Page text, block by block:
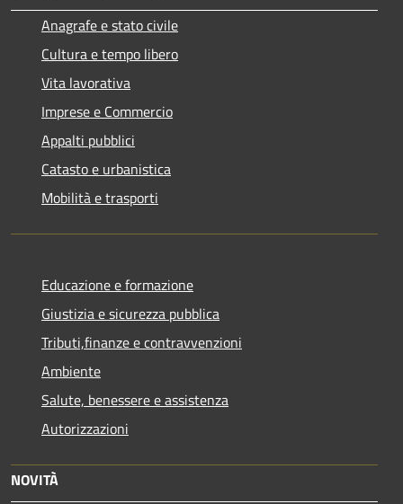
Anagrafe e stato civile
Cultura e tempo libero
Vita lavorativa
Imprese e Commercio
Appalti pubblici
Catasto e urbanistica
Mobilità e trasporti
Educazione e formazione
Giustizia e sicurezza pubblica
Tributi,finanze e contravvenzioni
Ambiente
Salute, benessere e assistenza
Autorizzazioni
NOVITÀ